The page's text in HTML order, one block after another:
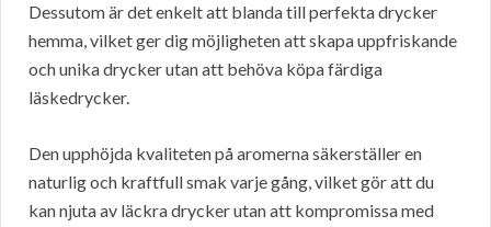
Dessutom är det enkelt att blanda till perfekta drycker
hemma, vilket ger dig möjligheten att skapa uppfriskande
och unika drycker utan att behöva köpa färdiga
läskedrycker.
Den upphöjda kvaliteten på aromerna säkerställer en
naturlig och kraftfull smak varje gång, vilket gör att du
kan njuta av läckra drycker utan att kompromissa med